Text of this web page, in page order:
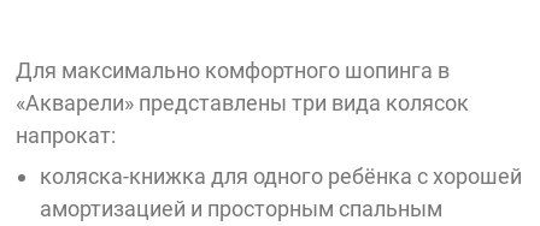
Для максимально комфортного шопинга в
«Акварели» представлены три вида колясок
напрокат:
коляска-книжка для одного ребёнка с хорошей
амортизацией и просторным спальным